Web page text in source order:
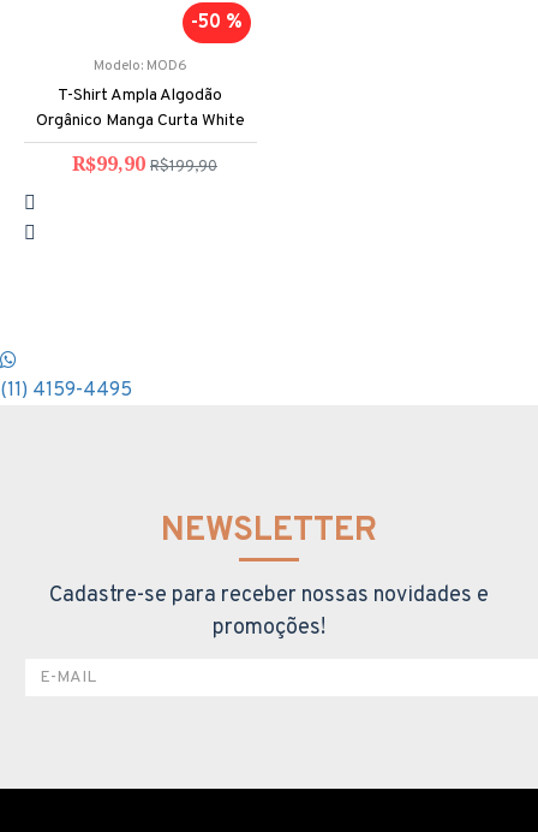
-50 %
Modelo: MOD6
T-Shirt Ampla Algodão
Orgânico Manga Curta White
R$99,90 R$199,90
(11) 4159-4495
NEWSLETTER
Cadastre-se para receber nossas novidades e
promoções!